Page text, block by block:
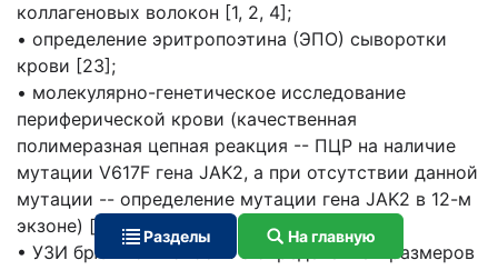
коллагеновых волокон [1, 2, 4];
• определение эритропоэтина (ЭПО) сыворотки
крови [23];
• молекулярно-генетическое исследование
периферической крови (качественная
полимеразная цепная реакция -- ПЦР на наличие
мутации V617F гена JAK2, а при отсутствии данной
мутации -- определение мутации гена JAK2 в 12-м
экзоне) [22];
• УЗИ брюшной полости с определением размеров
Разделы На главную